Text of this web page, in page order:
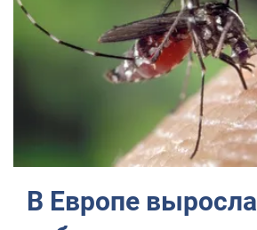
В Европе выросла